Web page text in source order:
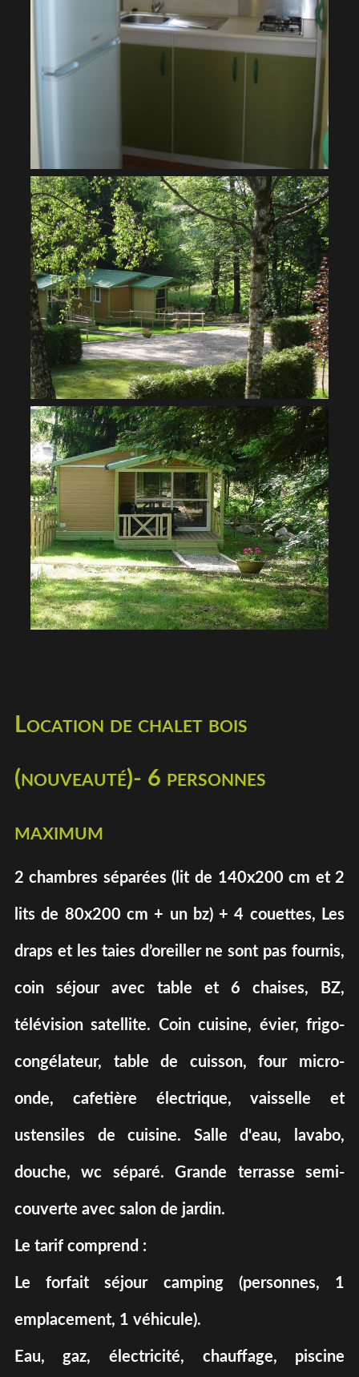
Location de chalet bois
(nouveauté)- 6 personnes
maximum
2 chambres séparées (lit de 140x200 cm et 2
lits de 80x200 cm + un bz) + 4 couettes, Les
draps et les taies d’oreiller ne sont pas fournis,
coin séjour avec table et 6 chaises, BZ,
télévision satellite. Coin cuisine, évier, frigo-
congélateur, table de cuisson, four micro-
onde, cafetière électrique, vaisselle et
ustensiles de cuisine. Salle d'eau, lavabo,
douche, wc séparé. Grande terrasse semi-
couverte avec salon de jardin.
Le tarif comprend :
Le forfait séjour camping (personnes, 1
emplacement, 1 véhicule).
Eau, gaz, électricité, chauffage, piscine